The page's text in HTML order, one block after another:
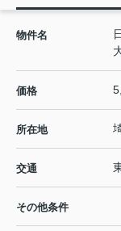
物件名
価格
所在地
交通
その他条件